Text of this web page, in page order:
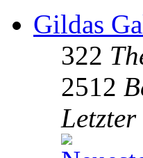
Gildas
322
2512